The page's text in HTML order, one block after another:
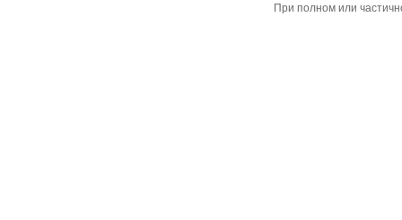
При полном или